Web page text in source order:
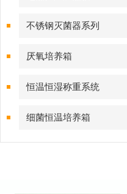
不锈钢灭菌器系列
厌氧培养箱
恒温恒湿称重系统
细菌恒温培养箱